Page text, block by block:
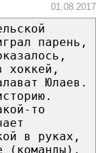
01.08.2017
парень,
хоккей,
Юлаев.
то
в руках,
(команды).